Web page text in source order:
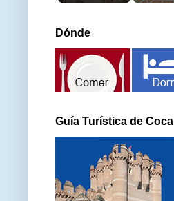
Dónde
Guía Turística de Coca